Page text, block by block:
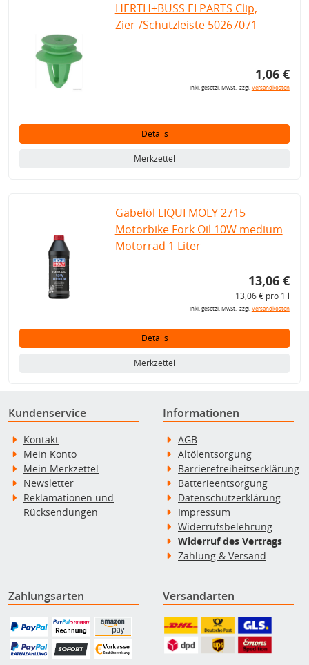
HERTH+BUSS ELPARTS Clip,
Zier-/Schutzleiste 50267071
1,06 €
inkl. gesetzl. MwSt., zzgl.Versandkosten
Details
Merkzettel
Gabelöl LIQUI MOLY 2715
Motorbike Fork Oil 10W medium
Motorrad 1 Liter
13,06 €
13,06 € pro 1 l
inkl. gesetzl. MwSt., zzgl.Versandkosten
Details
Merkzettel
Kundenservice
Kontakt
Mein Konto
Mein Merkzettel
Newsletter
Reklamationen und
Rücksendungen
Informationen
AGB
Altölentsorgung
Barrierefreiheitserklärung
Batterieentsorgung
Datenschutzerklärung
Impressum
Widerrufsbelehrung
Widerruf des Vertrags
Zahlung & Versand
Zahlungsarten Versandarten